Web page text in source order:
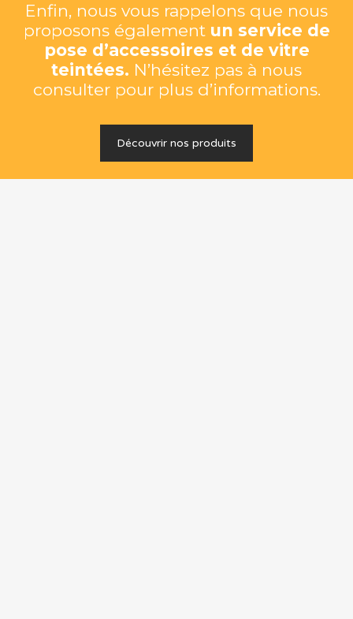
Enfin, nous vous rappelons que nous
proposons également un service de
pose d’accessoires et de vitre
teintées. N’hésitez pas à nous
consulter pour plus d’informations.
Découvrir nos produits